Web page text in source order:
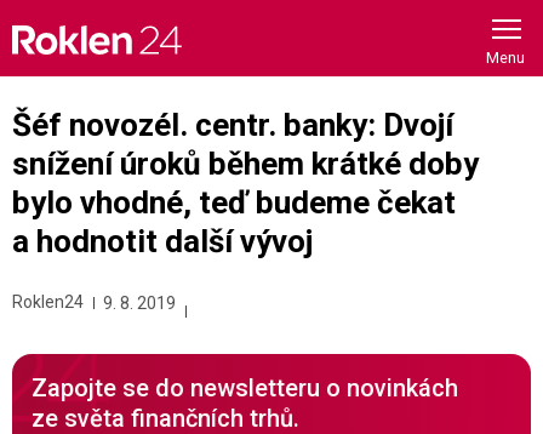
content
Šéf novozél. centr. banky: Dvojí
snížení úroků během krátké doby
bylo vhodné, teď budeme čekat
a hodnotit další vývoj
Roklen24 9. 8. 2019
Zapojte se do newsletteru o novinkách
ze světa finančních trhů.